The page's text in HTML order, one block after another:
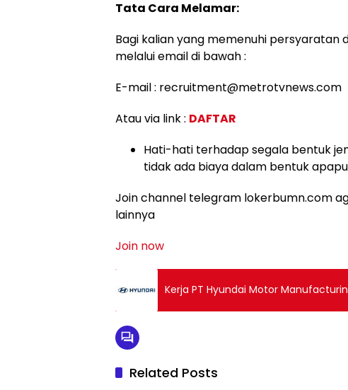
Tata Cara Melamar:
Bagi kalian yang memenuhi
melalui email di bawah :
E-mail : recruitment@metrotvnews.com
Atau via link : DAFTAR
Hati-hati terhadap segala bentuk
tidak ada biaya dalam bentuk
Join channel telegram lokerbumn.com
lainnya
Join now
Kerja PT Hyundai Motor
Related Posts